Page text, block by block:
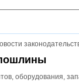
оборудования,